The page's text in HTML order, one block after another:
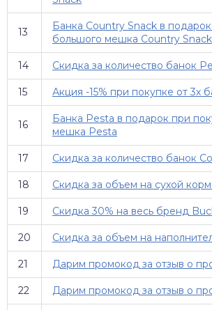
13
Банка Country Snack в
большого мешка Country Snack
14 Скидка за количество банок
15 Акция -15% при покупке от 3х
16
Банка Pesta в подарок при
мешка Pesta
17 Скидка за количество банок
18 Скидка за объем на сухой
19 Скидка 30% на весь бренд
20 Скидка за объем на
21 Дарим промокод за отзыв о
22 Дарим промокод за отзыв о